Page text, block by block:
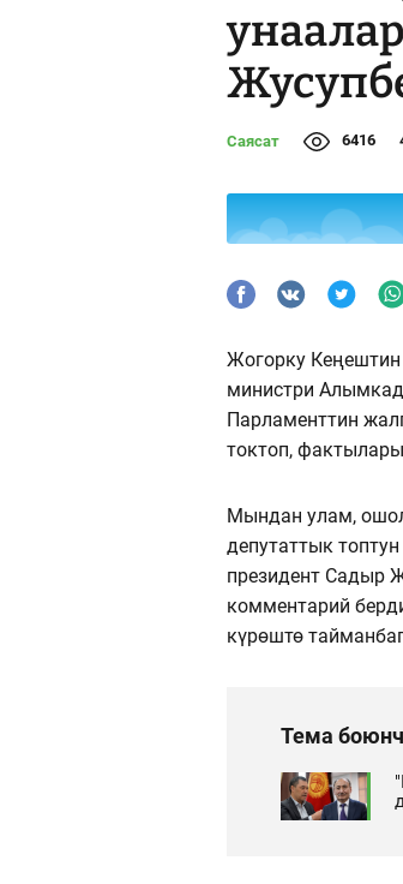
Саясат 6416
Жогорку
министри
Парламенттин
токтоп,
Мындан улам,
депутаттык
президент Садыр
комментарий
күрөштө
Тема